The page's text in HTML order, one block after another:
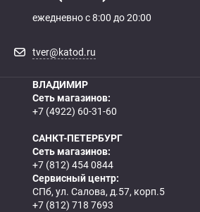
ежедневно с 8:00 до 20:00
tver@katod.ru
ВЛАДИМИР
Сеть магазинов:
+7 (4922) 60-31-60
САНКТ-ПЕТЕРБУРГ
Сеть магазинов:
+7 (812) 454 0844
Сервисный центр:
СПб, ул. Салова, д.57, корп.5
+7 (812) 718 7693